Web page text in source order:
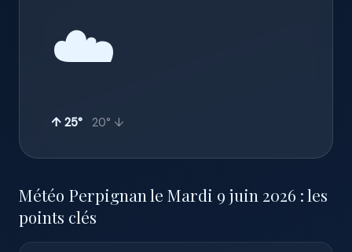
☁️
↑ 25° 20° ↓
Météo Perpignan le Mardi 9 juin 2026 : les
points clés